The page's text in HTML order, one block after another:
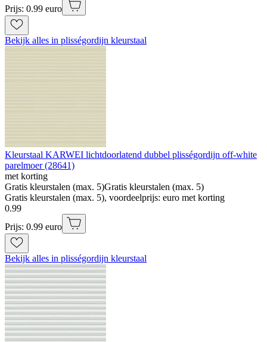
Prijs: 0.99 euro
Bekijk alles in plisségordijn kleurstaal
Kleurstaal KARWEI lichtdoorlatend dubbel plisségordijn off-white
parelmoer (28641)
met korting
Gratis kleurstalen (max. 5)Gratis kleurstalen (max. 5)
Gratis kleurstalen (max. 5), voordeelprijs: euro met korting
0.99
Prijs: 0.99 euro
Bekijk alles in plisségordijn kleurstaal